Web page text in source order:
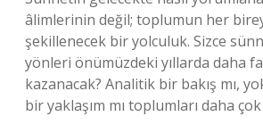
âlimlerinin değil; toplumun her
şekillenecek bir yolculuk. Sizce
yönleri önümüzdeki yıllarda daha
kazanacak? Analitik bir bakış mı,
bir yaklaşım mı toplumları daha